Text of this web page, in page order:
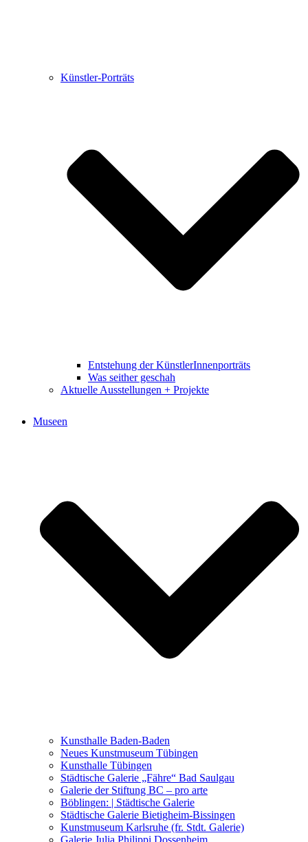
Künstler-Porträts
Entstehung der KünstlerInnenporträts
Was seither geschah
Aktuelle Ausstellungen + Projekte
Was seither geschah
Kunstwettbewerbe, Ausschreibungen für Künstler
Museen
Kunsthalle Baden-Baden
Neues Kunstmuseum Tübingen
Kunsthalle Tübingen
Städtische Galerie „Fähre“ Bad Saulgau
Galerie der Stiftung BC – pro arte
Böblingen: | Städtische Galerie
Städtische Galerie Bietigheim-Bissingen
Kunstmuseum Karlsruhe (fr. Stdt. Galerie)
Galerie Julia Philippi Dossenheim